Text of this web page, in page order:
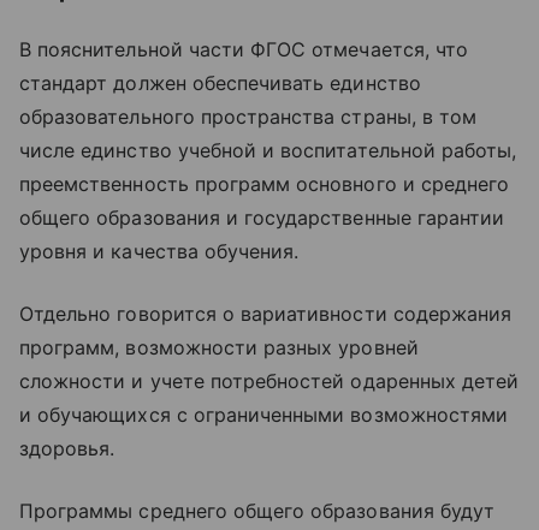
В пояснительной части ФГОС отмечается, что
стандарт должен обеспечивать единство
образовательного пространства страны, в том
числе единство учебной и воспитательной работы,
преемственность программ основного и среднего
общего образования и государственные гарантии
уровня и качества обучения.
Отдельно говорится о вариативности содержания
программ, возможности разных уровней
сложности и учете потребностей одаренных детей
и обучающихся с ограниченными возможностями
здоровья.
Программы среднего общего образования будут